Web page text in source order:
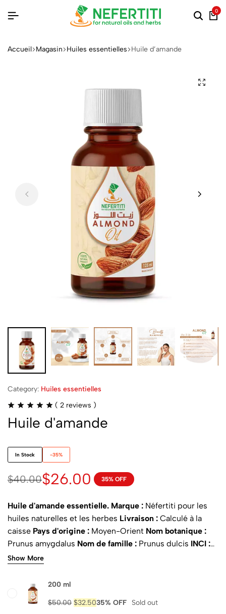
0
Accueil Magasin Huiles essentielles Huile d’amande
Category: Huiles essentielles
( 2 reviews )
Huile d'amande
In Stock -35%
$40.00$26.00 35% OFF
Huile d'amande essentielle. Marque : Néfertiti pour les
huiles naturelles et les herbes Livraison : Calculé à la
caisse Pays d'origine : Moyen-Orient Nom botanique :
Prunus amygdalus Nom de famille : Prunus dulcis INCI :
Huile de Prunus Amygdalus Dulcis (Amande Douce)
(amygdalē) (cf. amygdala), catalan ametlla, français
amande, Mandel ou Knackmandel (allemand), Mandorlo
(italien pour l'arbre), mandorla (italien pour le fruit),
Show More
200 ml
$50.00 $32.5035% OFF
Sold out